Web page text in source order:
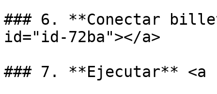
### 6. **Conectar
id="id-72ba"></a>
### 7. **Ejecutar** <a